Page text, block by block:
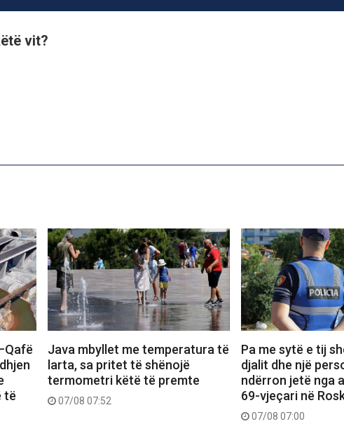
vit?
të
Java mbyllet me temperatura të
larta, sa pritet të shënojë
termometri këtë të premte
07/08 07:52
Pa me sytë e tij
djalit dhe një
ndërron jetë nga
69-vjeçari në
07/08 07:00